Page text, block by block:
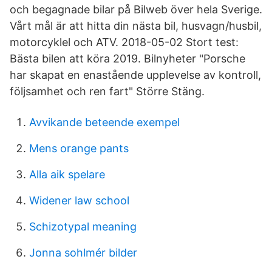
och begagnade bilar på Bilweb över hela Sverige.
Vårt mål är att hitta din nästa bil, husvagn/husbil,
motorcyklel och ATV. 2018-05-02 Stort test:
Bästa bilen att köra 2019. Bilnyheter "Porsche
har skapat en enastående upplevelse av kontroll,
följsamhet och ren fart" Större Stäng.
Avvikande beteende exempel
Mens orange pants
Alla aik spelare
Widener law school
Schizotypal meaning
Jonna sohlmér bilder